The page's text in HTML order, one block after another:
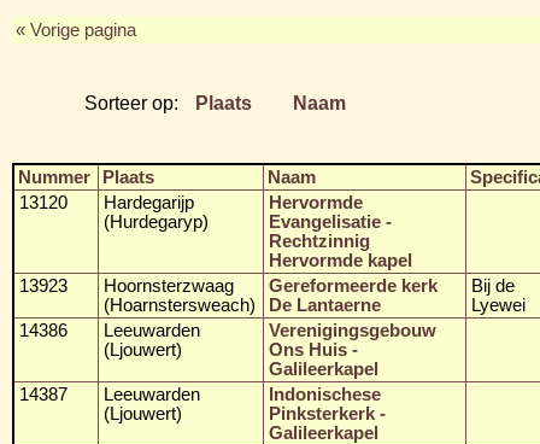
« Vorige pagina
Sorteer op: Plaats Naam
Nummer Plaats Naam
13120
Hardegarijp
(Hurdegaryp)
Hervormde
Evangelisatie -
Rechtzinnig
Hervormde kapel
13923
Hoornsterzwaag
(Hoarnstersweach)
Gereformeerde kerk
De Lantaerne
Bij de
Lyewei
14386
Leeuwarden
(Ljouwert)
Verenigingsgebouw
Ons Huis -
Galileerkapel
14387
Leeuwarden
(Ljouwert)
Indonischese
Pinksterkerk -
Galileerkapel